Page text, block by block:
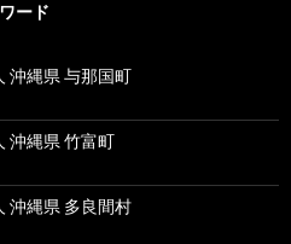
ード
沖縄県 与那国町
沖縄県 竹富町
沖縄県 多良間村